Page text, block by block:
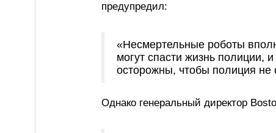
предупредил:
«Несмертельные роботы
могут спасти жизнь полиции,
осторожны, чтобы полиция не
Однако генеральный директор